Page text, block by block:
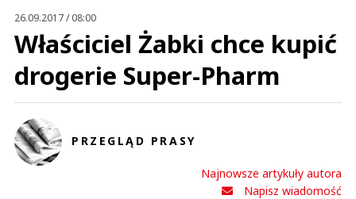
26.09.2017 / 08:00
Właściciel Żabki chce kupić
drogerie Super-Pharm
PRZEGLĄD PRASY
Najnowsze artykuły autora
Napisz wiadomość